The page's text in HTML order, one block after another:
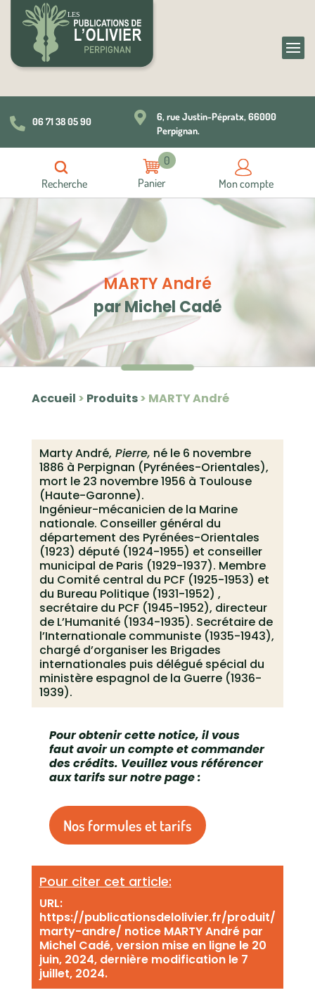
 06 71 38 05 90 
6, rue Justin-Pépratx, 66000
Perpignan.
Recherche
0
Mon compte
MARTY André
par Michel Cadé
Accueil > Produits> MARTY André
Marty André, Pierre, né le 6 novembre
1886 à Perpignan (Pyrénées-Orientales),
mort le 23 novembre 1956 à Toulouse
(Haute-Garonne).
Ingénieur-mécanicien de la Marine
nationale. Conseiller général du
département des Pyrénées-Orientales
(1923) député (1924-1955) et conseiller
municipal de Paris (1929-1937). Membre
du Comité central du PCF (1925-1953) et
du Bureau Politique (1931-1952) ,
secrétaire du PCF (1945-1952), directeur
de L’Humanité (1934-1935). Secrétaire de
l’Internationale communiste (1935-1943),
chargé d’organiser les Brigades
internationales puis délégué spécial du
ministère espagnol de la Guerre (1936-
1939).
Pour obtenir cette notice, il vous
faut avoir un compte et commander
des crédits. Veuillez vous référencer
aux tarifs sur notre page :
Nos formules et tarifs
Pour citer cet article:
URL:
https://publicationsdelolivier.fr/produit/
marty-andre/ notice MARTY André par
Michel Cadé, version mise en ligne le 20
juin, 2024, dernière modification le 7
juillet, 2024.